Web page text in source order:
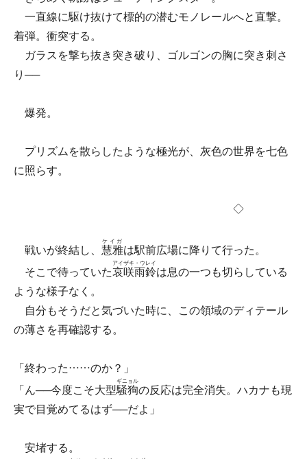
一直線に駆け抜けて標的の潜むモノレールへと直撃。
着弾。衝突する。
ガラスを撃ち抜き突き破り、ゴルゴンの胸に突き刺さ
り──
爆発。
プリズムを散らしたような極光が、灰色の世界を七色
に照らす。
◇
戦いが終結し、 慧雅
ケイガ
は駅前広場に降りて行った。
そこで待っていた哀咲雨鈴
アイザキ・ウレイ
は息の一つも切らしている
ような様子なく。
自分もそうだと気づいた時に、この領域のディテール
の薄さを再確認する。
「終わった……のか？」
「ん──今度こそ大型騒狗
ギニョル
の反応は完全消失。ハカナも現
実で目覚めてるはず──だよ」
安堵する。